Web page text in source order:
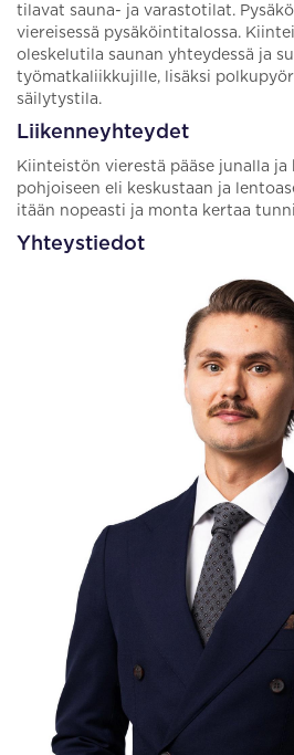
tilavat sauna- ja varastotilat.
viereisessä pysäköintitalossa.
oleskelutila saunan yhteydessä ja
työmatkaliikkujille, lisäksi
säilytystila.
Liikenneyhteydet
Kiinteistön vierestä pääse junalla ja
pohjoiseen eli keskustaan ja
itään nopeasti ja monta kertaa
Yhteystiedot